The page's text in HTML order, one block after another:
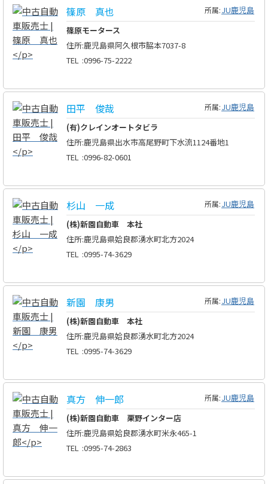
篠原 真也 所属:JU鹿児島
篠原モータース
住所:鹿児島県阿久根市脇本7037-8
TEL :0996-75-2222
田平 俊哉 所属:JU鹿児島
(有)クレインオートタビラ
住所:鹿児島県出水市高尾野町下水流1124番地1
TEL :0996-82-0601
杉山 一成 所属:JU鹿児島
(株)新園自動車 本社
住所:鹿児島県姶良郡湧水町北方2024
TEL :0995-74-3629
新園 康男 所属:JU鹿児島
(株)新園自動車 本社
住所:鹿児島県姶良郡湧水町北方2024
TEL :0995-74-3629
真方 伸一郎 所属:JU鹿児島
(株)新園自動車 栗野インター店
住所:鹿児島県姶良郡湧水町米永465-1
TEL :0995-74-2863